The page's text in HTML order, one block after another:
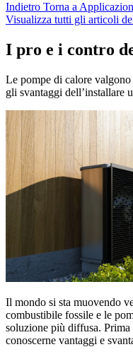
Indietro Torna a
Visualizza tutti gli articoli
I pro e i contro
Le pompe di calore
gli svantaggi dell’installare
Il mondo si sta muovendo
combustibile fossile e le
soluzione più diffusa. Prima
conoscerne vantaggi e